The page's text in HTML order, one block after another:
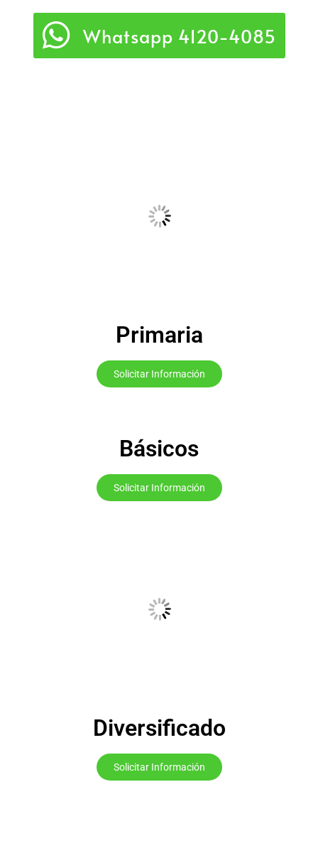
Whatsapp 4120-4085
Primaria
Solicitar Información
Básicos
Solicitar Información
Diversificado
Solicitar Información